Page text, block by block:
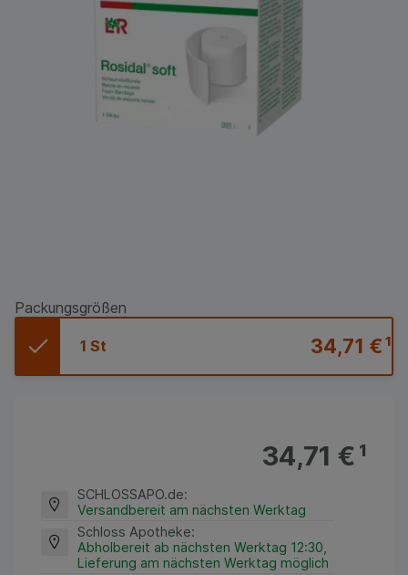
Packungsgrößen
1 St 34,71 €¹
34,71 €¹
SCHLOSSAPO.de:
Versandbereit am nächsten Werktag
Schloss Apotheke:
Abholbereit ab nächsten Werktag 12:30,
Lieferung am nächsten Werktag möglich